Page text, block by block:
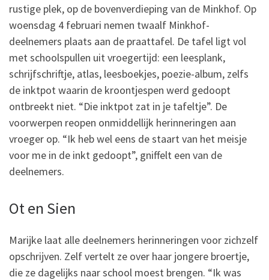
rustige plek, op de bovenverdieping van de Minkhof. Op
woensdag 4 februari nemen twaalf Minkhof-
deelnemers plaats aan de praattafel. De tafel ligt vol
met schoolspullen uit vroegertijd: een leesplank,
schrijfschriftje, atlas, leesboekjes, poezie-album, zelfs
de inktpot waarin de kroontjespen werd gedoopt
ontbreekt niet. “Die inktpot zat in je tafeltje”. De
voorwerpen reopen onmiddellijk herinneringen aan
vroeger op. “Ik heb wel eens de staart van het meisje
voor me in de inkt gedoopt”, gniffelt een van de
deelnemers.
Ot en Sien
Marijke laat alle deelnemers herinneringen voor zichzelf
opschrijven. Zelf vertelt ze over haar jongere broertje,
die ze dagelijks naar school moest brengen. “Ik was